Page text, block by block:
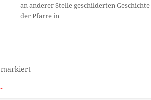
an anderer Stelle geschilderten Geschichte
der Pfarre in…
markiert
*